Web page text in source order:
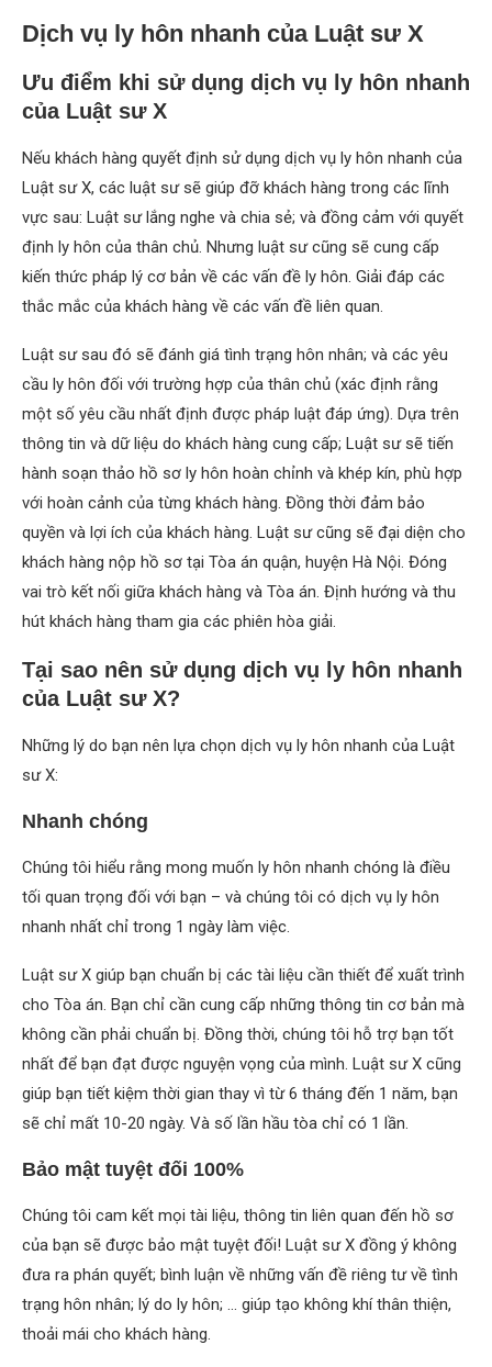
Dịch vụ ly hôn nhanh của Luật sư X
Ưu điểm khi sử dụng dịch vụ ly hôn nhanh
của Luật sư X
Nếu khách hàng quyết định sử dụng dịch vụ ly hôn nhanh của
Luật sư X, các luật sư sẽ giúp đỡ khách hàng trong các lĩnh
vực sau: Luật sư lắng nghe và chia sẻ; và đồng cảm với quyết
định ly hôn của thân chủ. Nhưng luật sư cũng sẽ cung cấp
kiến ​​thức pháp lý cơ bản về các vấn đề ly hôn. Giải đáp các
thắc mắc của khách hàng về các vấn đề liên quan.
Luật sư sau đó sẽ đánh giá tình trạng hôn nhân; và các yêu
cầu ly hôn đối với trường hợp của thân chủ (xác định rằng
một số yêu cầu nhất định được pháp luật đáp ứng). Dựa trên
thông tin và dữ liệu do khách hàng cung cấp; Luật sư sẽ tiến
hành soạn thảo hồ sơ ly hôn hoàn chỉnh và khép kín, phù hợp
với hoàn cảnh của từng khách hàng. Đồng thời đảm bảo
quyền và lợi ích của khách hàng. Luật sư cũng sẽ đại diện cho
khách hàng nộp hồ sơ tại Tòa án quận, huyện Hà Nội. Đóng
vai trò kết nối giữa khách hàng và Tòa án. Định hướng và thu
hút khách hàng tham gia các phiên hòa giải.
Tại sao nên sử dụng dịch vụ ly hôn nhanh
của Luật sư X?
Những lý do bạn nên lựa chọn dịch vụ ly hôn nhanh của Luật
sư X:
Nhanh chóng
Chúng tôi hiểu rằng mong muốn ly hôn nhanh chóng là điều
tối quan trọng đối với bạn – và chúng tôi có dịch vụ ly hôn
nhanh nhất chỉ trong 1 ngày làm việc.
Luật sư X giúp bạn chuẩn bị các tài liệu cần thiết để xuất trình
cho Tòa án. Bạn chỉ cần cung cấp những thông tin cơ bản mà
không cần phải chuẩn bị. Đồng thời, chúng tôi hỗ trợ bạn tốt
nhất để bạn đạt được nguyện vọng của mình. Luật sư X cũng
giúp bạn tiết kiệm thời gian thay vì từ 6 tháng đến 1 năm, bạn
sẽ chỉ mất 10-20 ngày. Và số lần hầu tòa chỉ có 1 lần.
Bảo mật tuyệt đối 100%
Chúng tôi cam kết mọi tài liệu, thông tin liên quan đến hồ sơ
của bạn sẽ được bảo mật tuyệt đối! Luật sư X đồng ý không
đưa ra phán quyết; bình luận về những vấn đề riêng tư về tình
trạng hôn nhân; lý do ly hôn; … giúp tạo không khí thân thiện,
thoải mái cho khách hàng.